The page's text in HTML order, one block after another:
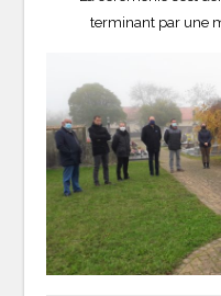
terminant par une